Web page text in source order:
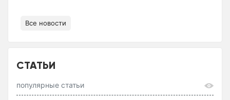
Все новости
СТАТЬИ
популярные статьи